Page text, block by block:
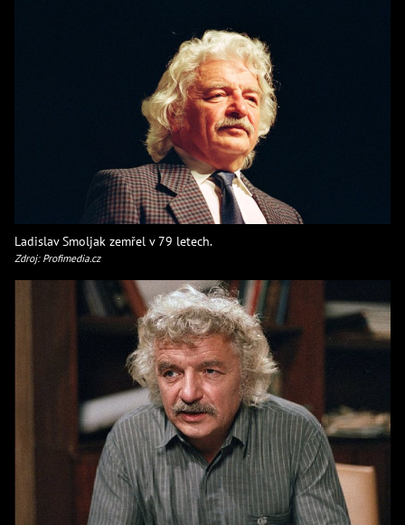
Ladislav Smoljak zemřel v 79 letech.
Zdroj: Profimedia.cz